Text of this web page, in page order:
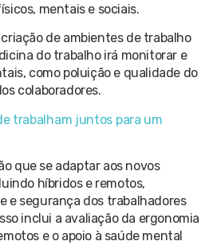
mentais e sociais.
de ambientes de trabalho
do trabalho irá monitorar e
como poluição e qualidade do
colaboradores.
trabalham juntos para um
que se adaptar aos novos
híbridos e remotos,
e segurança dos trabalhadores
inclui a avaliação da ergonomia
e o apoio à saúde mental